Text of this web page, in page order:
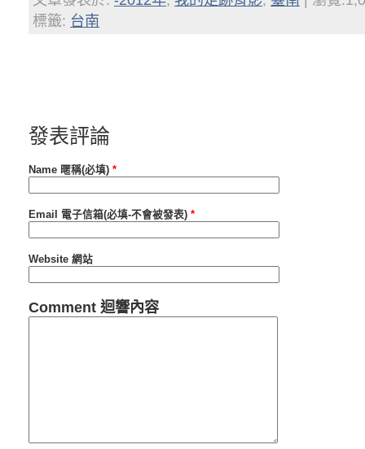
標籤: 台南
發表評論
Name 暱稱(必填) *
Email 電子信箱(必填-不會被發表) *
Website 網站
Comment 迴響內容